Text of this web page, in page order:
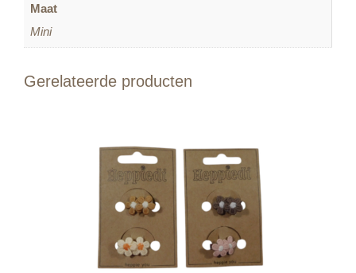
Maat
Mini
Gerelateerde producten